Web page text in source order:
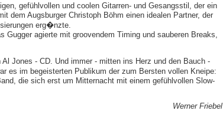
gefühlvollen und coolen Gitarren- und Gesangsstil, der ein
dem Augsburger Christoph Böhm einen idealen Partner, der
erg�nzte.
agierte mit groovendem Timing und sauberen Breaks,
Jones - CD. Und immer - mitten ins Herz und den Bauch -
es im begeisterten Publikum der zum Bersten vollen Kneipe:
die sich erst um Mitternacht mit einem gefühlvollen Slow-
Werner Friebel